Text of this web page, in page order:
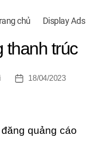
chủ Display Ads
thanh trúc
Ngày18/04/2023
quảng cáo